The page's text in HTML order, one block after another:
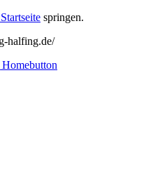
springen.
halfing.de/